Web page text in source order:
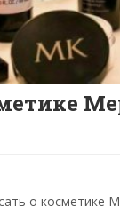
о косметике